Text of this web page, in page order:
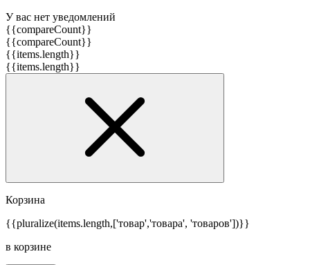
У вас нет уведомлений
{{compareCount}}
{{compareCount}}
{{items.length}}
{{items.length}}
Корзина
{{pluralize(items.length,['товар','товара', 'товаров'])}}
в корзине